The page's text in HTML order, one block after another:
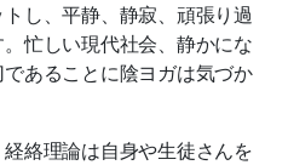
し、平静、静寂、頑張り過
忙しい現代社会、静かにな
あることに陰ヨガは気づか
絡理論は自身や生徒さんを